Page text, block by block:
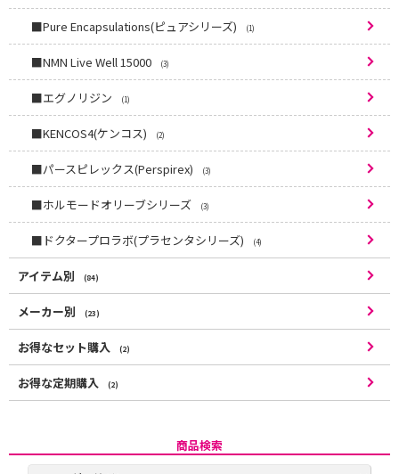
■Pure Encapsulations(ピュアシリーズ) (1)
■NMN Live Well 15000 (3)
■エグノリジン (1)
■KENCOS4(ケンコス) (2)
■パースピレックス(Perspirex) (3)
■ホルモードオリーブシリーズ (3)
■ドクタープロラボ(プラセンタシリーズ) (4)
アイテム別 (84)
メーカー別 (23)
お得なセット購入 (2)
お得な定期購入 (2)
商品検索